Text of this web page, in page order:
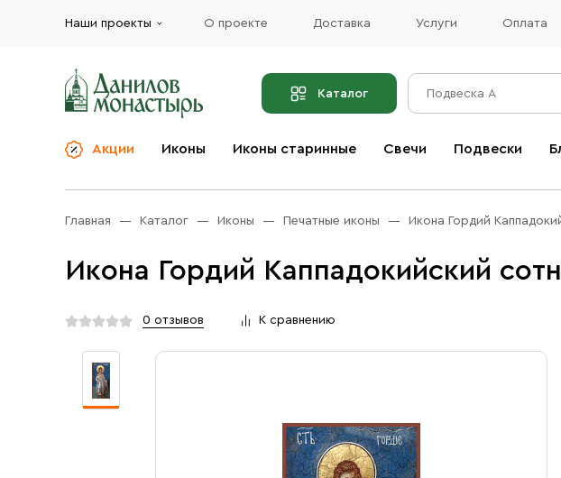
Наши проекты О проекте Доставка Услуги Оплата
Каталог
Акции Иконы Иконы старинные Свечи Подвески
Церковная утварь
Иконы
Бренды
Услуги
Главная Каталог Иконы Печатные иконы Икона Гордий
Икона Гордий Каппадокийский
0 отзывов К сравнению